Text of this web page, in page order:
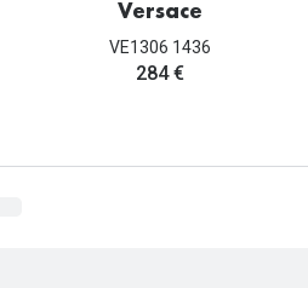
Versace
VE1306 1436
284 €